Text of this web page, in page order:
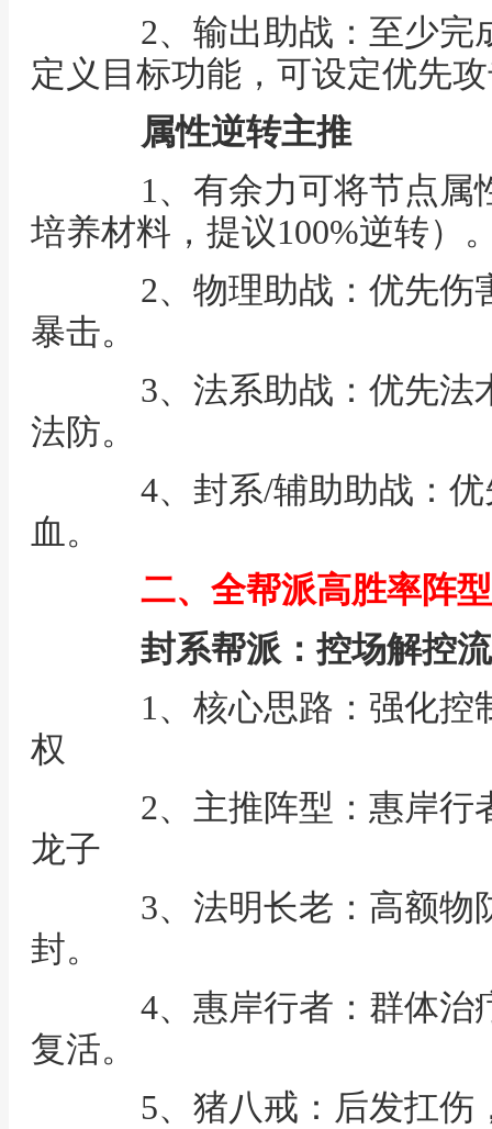
2、输出助战：至少完
定义目标功能，可设定优先
属性逆转主推
1、有余力可将节点属
培养材料，提议100%逆转）
2、物理助战：优先伤
暴击。
3、法系助战：优先法
法防。
4、封系/辅助助战：优
血。
二、全帮派高胜率阵
封系帮派：控场解控流
1、核心思路：强化控
权
2、主推阵型：惠岸行
龙子
3、法明长老：高额物
封。
4、惠岸行者：群体治
复活。
5、猪八戒：后发扛伤